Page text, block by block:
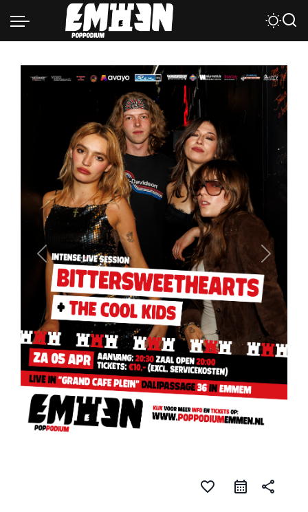
favorite_border share